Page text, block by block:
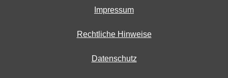
Impressum
Rechtliche Hinweise
Datenschutz